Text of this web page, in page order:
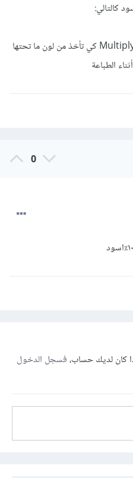
كالتالي:
واختيار blending mode للكتابة Multiply كي تأخذ من لون ما تحتها
الطباعة
0
كان لديك حساب،فسجل الدخول